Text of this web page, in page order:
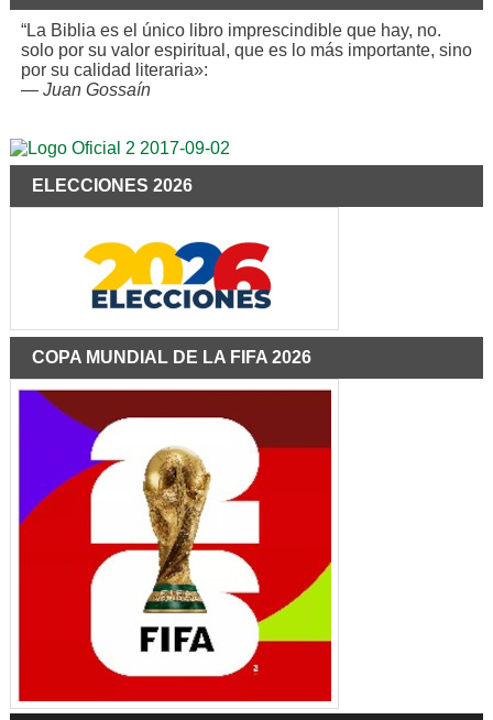
“La Biblia es el único libro imprescindible que hay, no.
solo por su valor espiritual, que es lo más importante, sino
por su calidad literaria»:
— Juan Gossaín
ELECCIONES 2026
COPA MUNDIAL DE LA FIFA 2026